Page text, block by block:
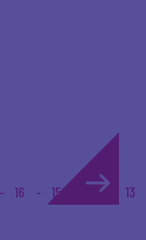
16 15 13